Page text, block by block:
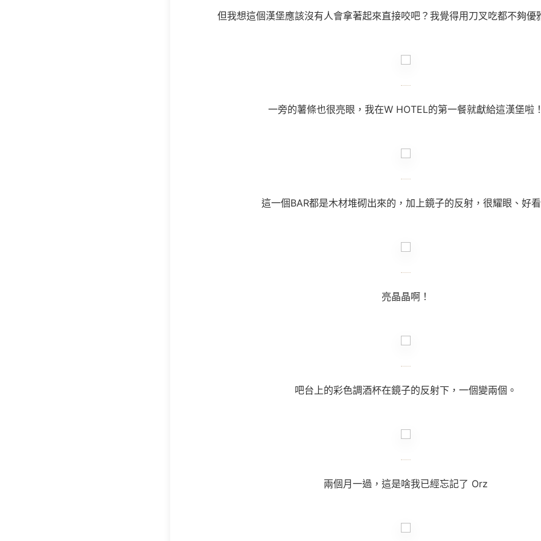
但我想這個漢堡應該沒有人會拿著起來直接咬吧？我覺得用刀叉吃都不夠優
一旁的薯條也很亮眼，我在W HOTEL的第一餐就獻給這漢堡啦！
這一個BAR都是木材堆砌出來的，加上鏡子的反射，很耀眼、好看
亮晶晶啊！
吧台上的彩色調酒杯在鏡子的反射下，一個變兩個。
兩個月一過，這是啥我已經忘記了 Orz